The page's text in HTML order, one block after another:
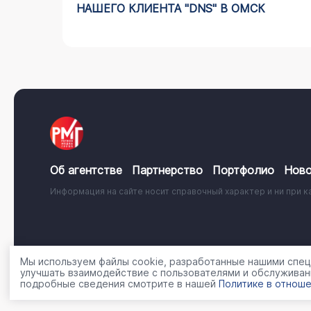
НАШЕГО КЛИЕНТА "DNS" В ОМСК
Об агентстве Партнерство Портфолио
Информация на сайте носит справочный характер и ни при
© 2001 - 2026, ООО «Регион Медиа Групп» Политика
Мы используем файлы cookie, разработанные нашими
улучшать взаимодействие с пользователями и
подробные сведения смотрите в нашей Политике в